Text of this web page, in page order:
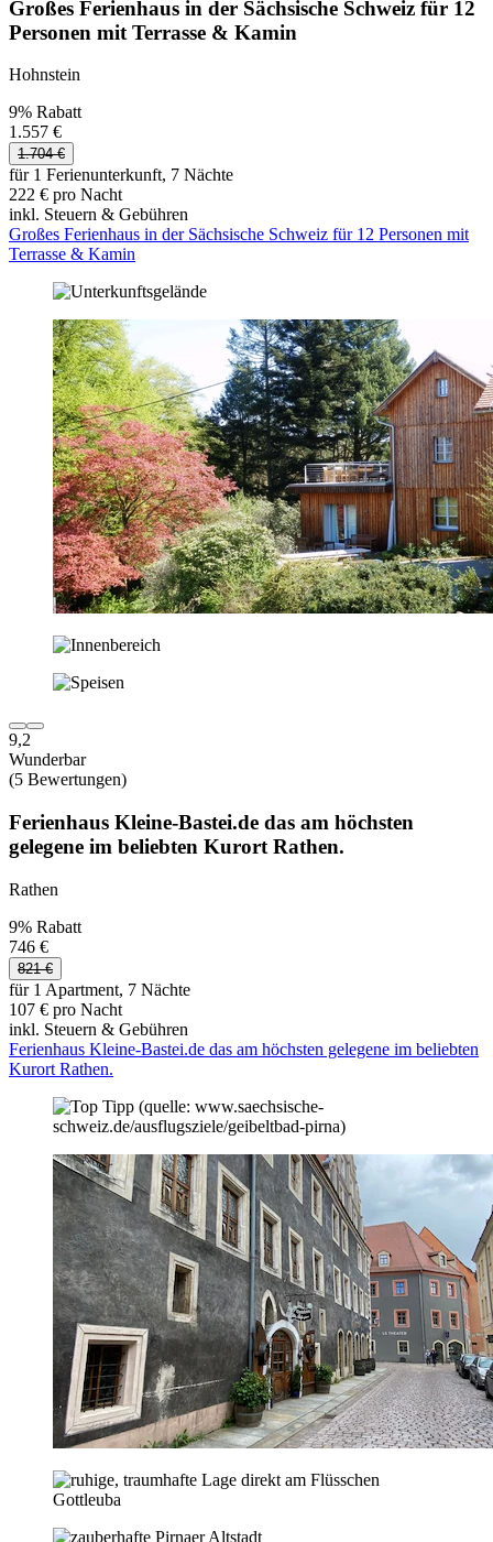
Großes Ferienhaus in der Sächsische Schweiz für 12
Personen mit Terrasse & Kamin
Hohnstein
9% Rabatt
1.557 €
1.704 €
für 1 Ferienunterkunft, 7 Nächte
222 € pro Nacht
inkl. Steuern & Gebühren
Großes Ferienhaus in der Sächsische Schweiz für 12 Personen mit
Terrasse & Kamin
9,2
Wunderbar
(5 Bewertungen)
Ferienhaus Kleine-Bastei.de das am höchsten
gelegene im beliebten Kurort Rathen.
Rathen
9% Rabatt
746 €
821 €
für 1 Apartment, 7 Nächte
107 € pro Nacht
inkl. Steuern & Gebühren
Ferienhaus Kleine-Bastei.de das am höchsten gelegene im beliebten
Kurort Rathen.